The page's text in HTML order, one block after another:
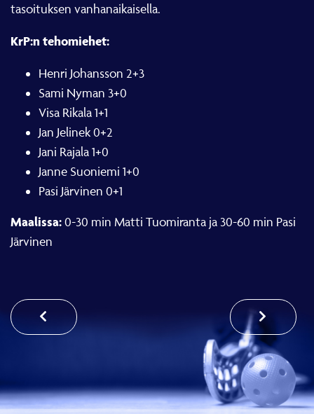
tasoituksen vanhanaikaisella.
KrP:n tehomiehet:
Henri Johansson 2+3
Sami Nyman 3+0
Visa Rikala 1+1
Jan Jelinek 0+2
Jani Rajala 1+0
Janne Suoniemi 1+0
Pasi Järvinen 0+1
Maalissa:0-30 min Matti Tuomiranta ja 30-60 min Pasi
Järvinen